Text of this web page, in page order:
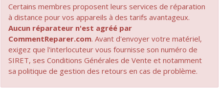
Certains membres proposent leurs services de réparation
à distance pour vos appareils à des tarifs avantageux.
Aucun réparateur n'est agréé par
CommentReparer.com. Avant d'envoyer votre matériel,
exigez que l'interlocuteur vous fournisse son numéro de
SIRET, ses Conditions Générales de Vente et notamment
sa politique de gestion des retours en cas de problème.